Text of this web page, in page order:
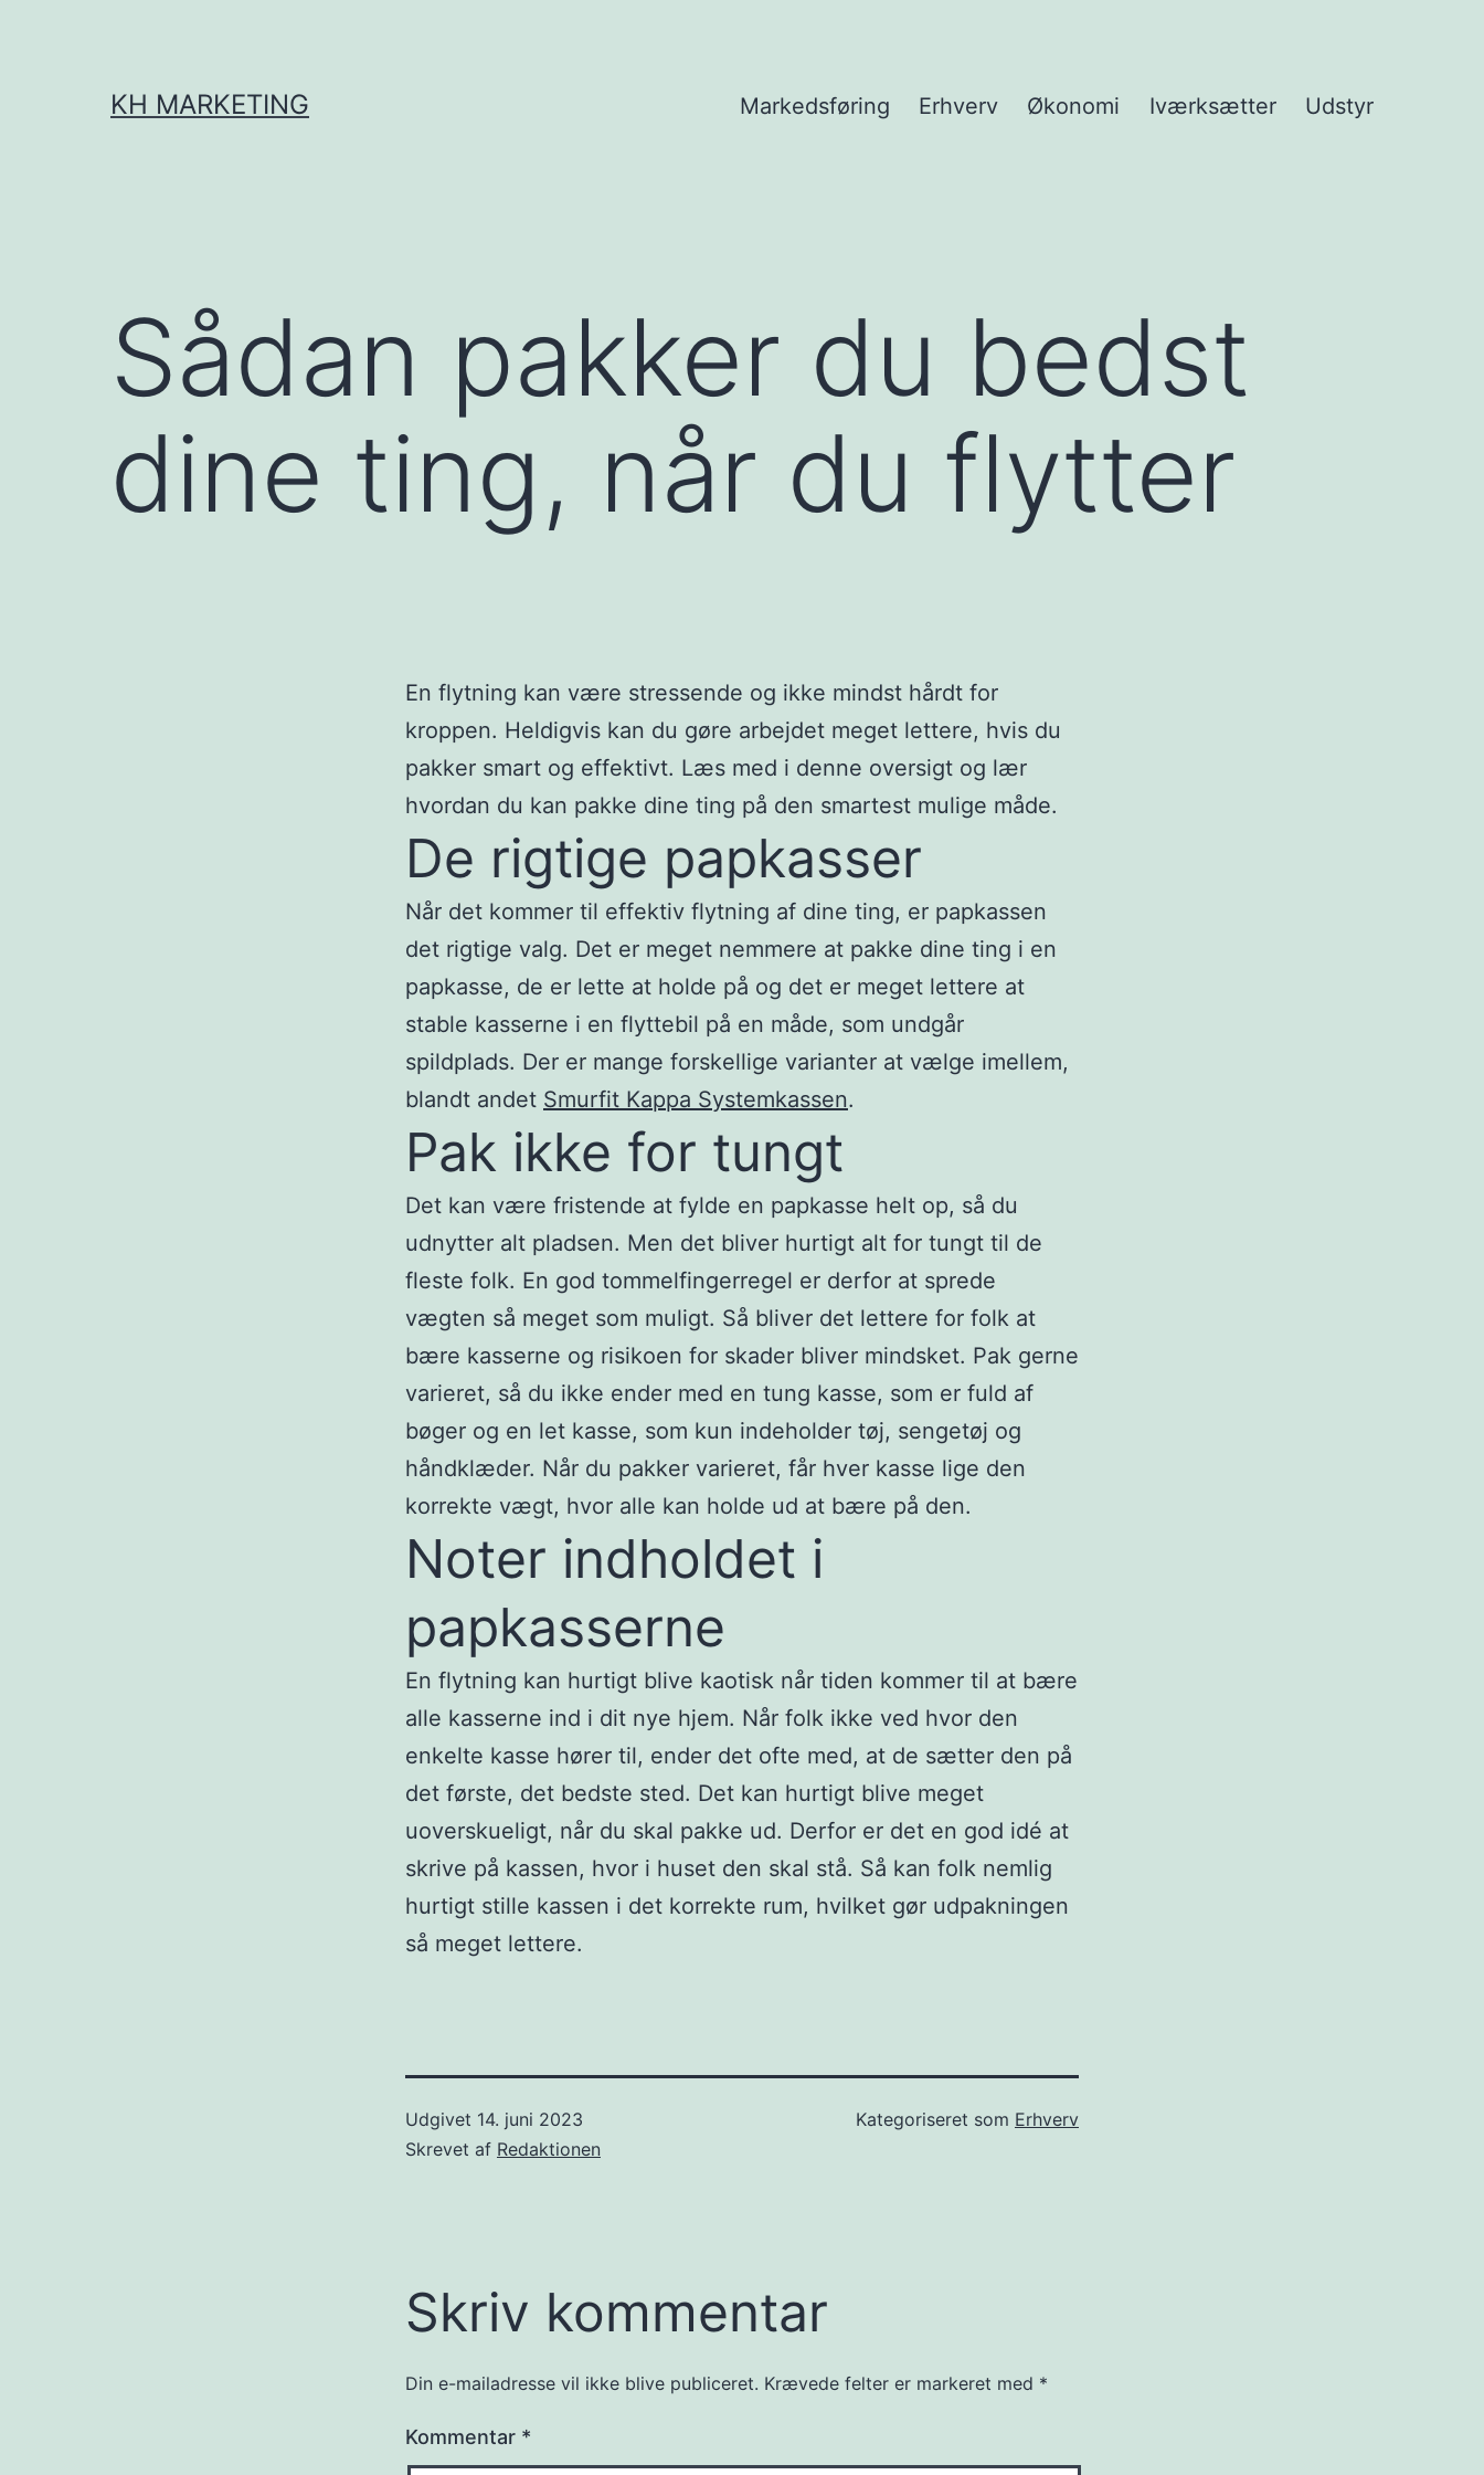
KH MARKETING Markedsføring Erhverv Økonomi Iværksætter Udstyr
Sådan pakker du bedst
dine ting, når du flytter
En flytning kan være stressende og ikke mindst hårdt for
kroppen. Heldigvis kan du gøre arbejdet meget lettere, hvis du
pakker smart og effektivt. Læs med i denne oversigt og lær
hvordan du kan pakke dine ting på den smartest mulige måde.
De rigtige papkasser
Når det kommer til effektiv flytning af dine ting, er papkassen
det rigtige valg. Det er meget nemmere at pakke dine ting i en
papkasse, de er lette at holde på og det er meget lettere at
stable kasserne i en flyttebil på en måde, som undgår
spildplads. Der er mange forskellige varianter at vælge imellem,
blandt andet Smurfit Kappa Systemkassen.
Pak ikke for tungt
Det kan være fristende at fylde en papkasse helt op, så du
udnytter alt pladsen. Men det bliver hurtigt alt for tungt til de
fleste folk. En god tommelfingerregel er derfor at sprede
vægten så meget som muligt. Så bliver det lettere for folk at
bære kasserne og risikoen for skader bliver mindsket. Pak gerne
varieret, så du ikke ender med en tung kasse, som er fuld af
bøger og en let kasse, som kun indeholder tøj, sengetøj og
håndklæder. Når du pakker varieret, får hver kasse lige den
korrekte vægt, hvor alle kan holde ud at bære på den.
Noter indholdet i
papkasserne
En flytning kan hurtigt blive kaotisk når tiden kommer til at bære
alle kasserne ind i dit nye hjem. Når folk ikke ved hvor den
enkelte kasse hører til, ender det ofte med, at de sætter den på
det første, det bedste sted. Det kan hurtigt blive meget
uoverskueligt, når du skal pakke ud. Derfor er det en god idé at
skrive på kassen, hvor i huset den skal stå. Så kan folk nemlig
hurtigt stille kassen i det korrekte rum, hvilket gør udpakningen
så meget lettere.
Udgivet 14. juni 2023
Skrevet af Redaktionen
Kategoriseret som Erhverv
Skriv kommentar
Din e-mailadresse vil ikke blive publiceret. Krævede felter er markeret med *
Kommentar *